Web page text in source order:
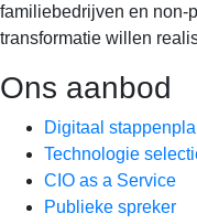
familiebedrijven en non-
transformatie willen
Ons aanbod
Digitaal
Technologie
CIO as a Service
Publieke spreker